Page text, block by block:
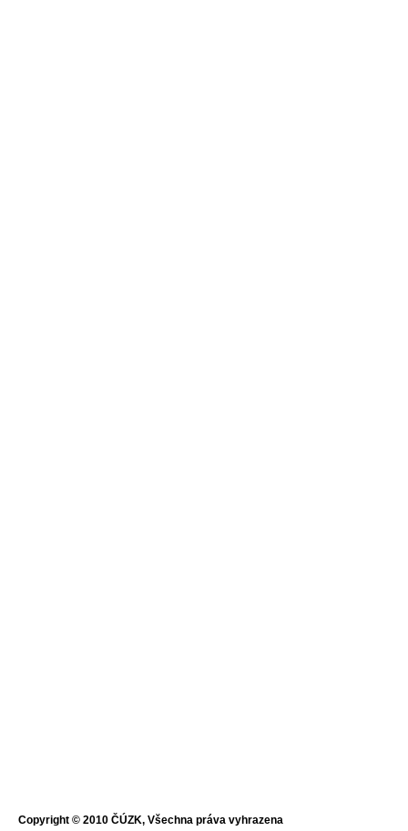
Copyright © 2010 ČÚZK, Všechna práva vyhrazena